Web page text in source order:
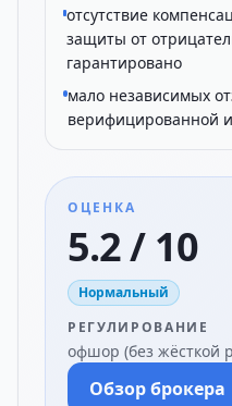
отсутствие
защиты от
гарантировано
мало независимых
верифицированной
ОЦЕНКА
5.2 / 10
Нормальный
РЕГУЛИРОВАНИЕ
офшор (без жёсткой
Обзор брокера